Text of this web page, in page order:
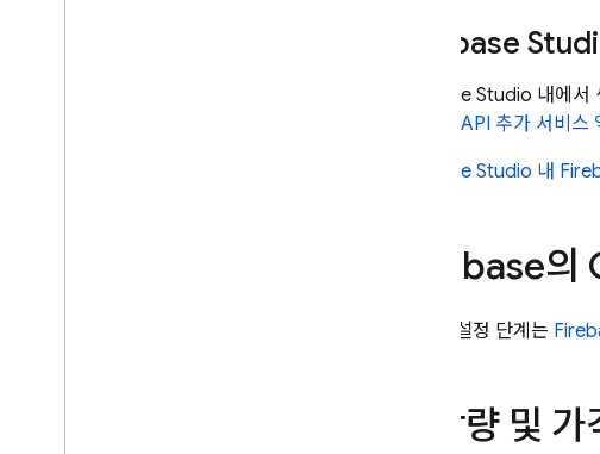
Firebase
Firebase Studio 내에서
Gemini API 추가 서비스
Firebase Studio 내
Firebase의
자세한 설정 단계는
할당량 및